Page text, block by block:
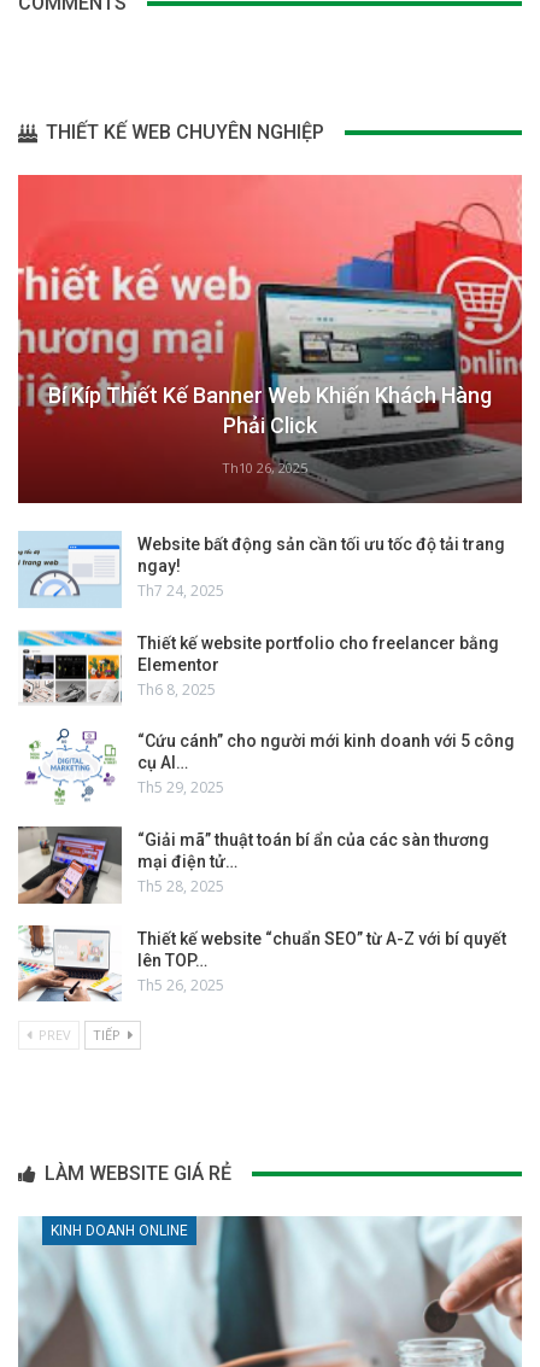
THIẾT KẾ WEB CHUYÊN NGHIỆP
Bí Kíp Thiết Kế Banner Web Khiến Khách Hàng
Phải Click
Th10 26, 2025
Website bất động sản cần tối ưu tốc độ tải trang
ngay!
Th7 24, 2025
Thiết kế website portfolio cho freelancer bằng
Elementor
Th6 8, 2025
“Cứu cánh” cho người mới kinh doanh với 5 công
cụ AI…
Th5 29, 2025
“Giải mã” thuật toán bí ẩn của các sàn thương
mại điện tử…
Th5 28, 2025
Thiết kế website “chuẩn SEO” từ A-Z với bí quyết
lên TOP…
Th5 26, 2025
PREV TIẾP
LÀM WEBSITE GIÁ RẺ
KINH DOANH ONLINE